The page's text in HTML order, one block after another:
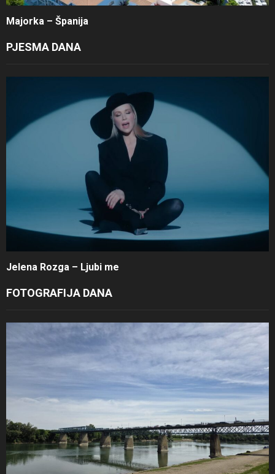
Majorka – Španija
PJESMA DANA
Jelena Rozga – Ljubi me
FOTOGRAFIJA DANA